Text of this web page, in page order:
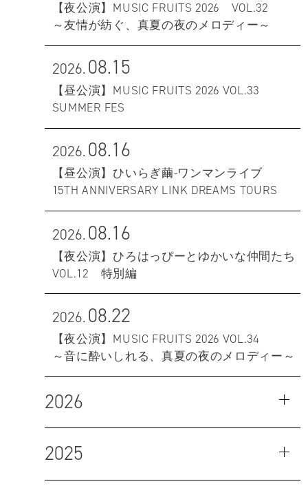
【夜公演】MUSIC FRUITS 2026 VOL.32
～友情が紡ぐ、真夏の夜のメロディー～
2026.08.15
【昼公演】MUSIC FRUITS 2026 VOL.33
SUMMER FES
2026.08.16
【昼公演】ひいらぎ繭-ワンマンライブ
15TH ANNIVERSARY LINK DREAMS TOURS
2026.08.16
【夜公演】ひろはっぴーとゆかいな仲間たち
VOL.12 特別編
2026.08.22
【夜公演】MUSIC FRUITS 2026 VOL.34
～音に酔いしれる、真夏の夜のメロディー～
2026
2025